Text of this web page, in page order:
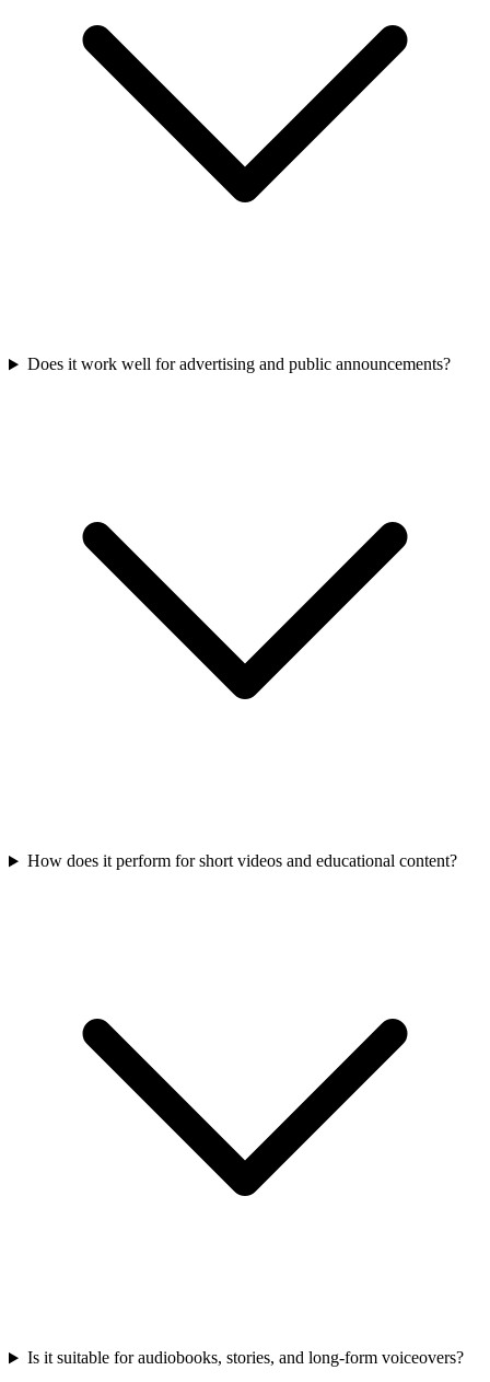
Does it work well for advertising and public announcements?
How does it perform for short videos and educational content?
Is it suitable for audiobooks, stories, and long-form voiceovers?